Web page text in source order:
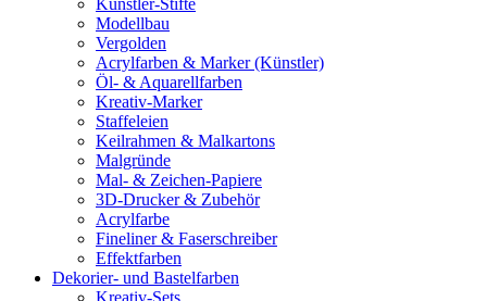
Künstler-Stifte
Modellbau
Vergolden
Acrylfarben & Marker (Künstler)
Öl- & Aquarellfarben
Kreativ-Marker
Staffeleien
Keilrahmen & Malkartons
Malgründe
Mal- & Zeichen-Papiere
3D-Drucker & Zubehör
Acrylfarbe
Fineliner & Faserschreiber
Effektfarben
Dekorier- und Bastelfarben
Kreativ-Sets